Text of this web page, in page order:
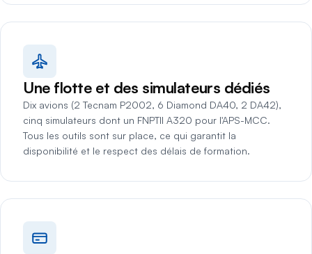
Une flotte et des simulateurs dédiés
Dix avions (2 Tecnam P2002, 6 Diamond DA40, 2 DA42),
cinq simulateurs dont un FNPTII A320 pour l'APS-MCC.
Tous les outils sont sur place, ce qui garantit la
disponibilité et le respect des délais de formation.